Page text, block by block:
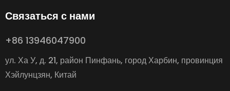
Связаться с нами
+86 13946047900
ул. Ха У, д. 21, район Пинфань, город Харбин, провинция
Хэйлунцзян, Китай